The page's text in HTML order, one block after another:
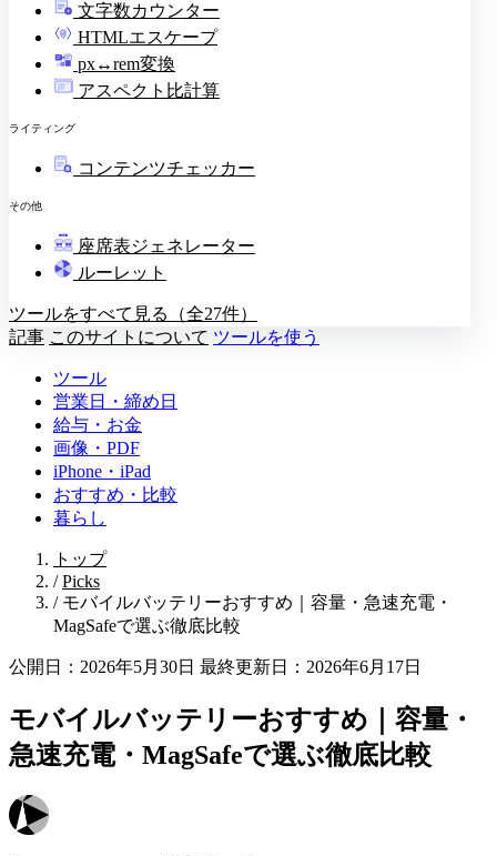
文字数カウンター
HTMLエスケープ
px↔rem変換
アスペクト比計算
ライティング
コンテンツチェッカー
その他
教壇
座席表ジェネレーター
ルーレット
ツールをすべて見る（全27件）
記事 このサイトについて ツールを使う
ツール
営業日・締め日
給与・お金
画像・PDF
iPhone・iPad
おすすめ・比較
暮らし
トップ
/ Picks
/ モバイルバッテリーおすすめ｜容量・急速充電・
MagSafeで選ぶ徹底比較
公開日：2026年5月30日 最終更新日：2026年6月17日
モバイルバッテリーおすすめ｜容量・
急速充電・MagSafeで選ぶ徹底比較